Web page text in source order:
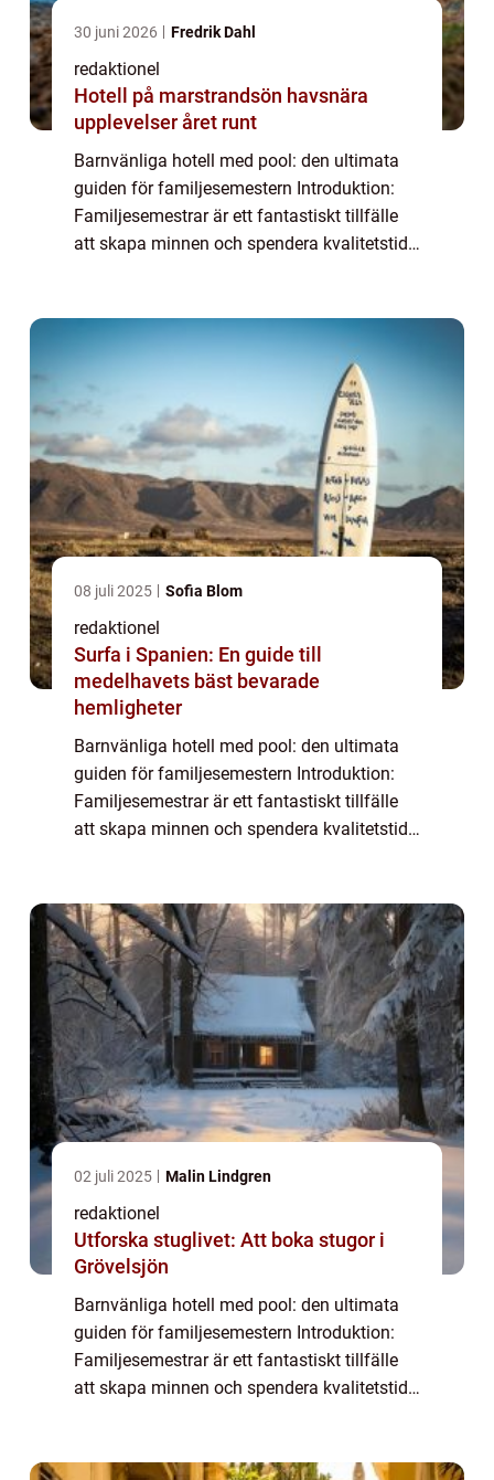
30 juni 2026 Fredrik Dahl
redaktionel
Hotell på marstrandsön havsnära
upplevelser året runt
Barnvänliga hotell med pool: den ultimata
guiden för familjesemestern Introduktion:
Familjesemestrar är ett fantastiskt tillfälle
att skapa minnen och spendera kvalitetstid
08 juli 2025 Sofia Blom
redaktionel
Surfa i Spanien: En guide till
medelhavets bäst bevarade
hemligheter
Barnvänliga hotell med pool: den ultimata
guiden för familjesemestern Introduktion:
Familjesemestrar är ett fantastiskt tillfälle
att skapa minnen och spendera kvalitetstid
02 juli 2025 Malin Lindgren
redaktionel
Utforska stuglivet: Att boka stugor i
Grövelsjön
Barnvänliga hotell med pool: den ultimata
guiden för familjesemestern Introduktion:
Familjesemestrar är ett fantastiskt tillfälle
att skapa minnen och spendera kvalitetstid